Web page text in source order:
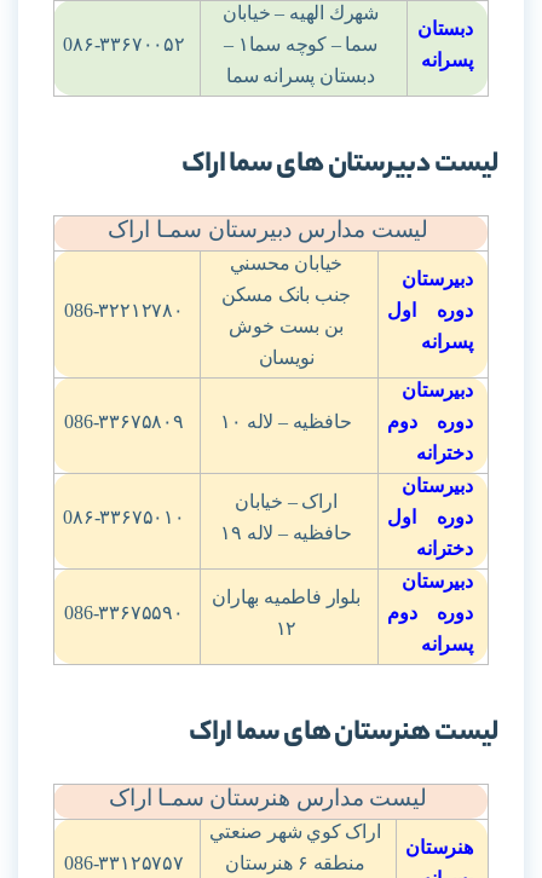
دبستان
پسرانه
شهرك الهيه – خيابان
سما – کوچه سما ۱ –
دبستان پسرانه سما
0۸۶-۳۳۶۷۰۰۵۲
لیست دبیرستان های سما اراک
لیست مدارس دبیرستان سمـا اراک
دبیرستان
دوره اول
پسرانه
خيابان محسني
جنب بانک مسکن
بن بست خوش
نويسان
086-۳۲۲۱۲۷۸۰
دبیرستان
دوره دوم
دخترانه
حافظيه – لاله ۱۰ 086-۳۳۶۷۵۸۰۹
دبیرستان
دوره اول
دخترانه
اراک – خيابان
حافظيه – لاله ۱۹
0۸۶-۳۳۶۷۵۰۱۰
دبیرستان
دوره دوم
پسرانه
بلوار فاطميه بهاران
۱۲
086-۳۳۶۷۵۵۹۰
لیست هنرستان های سما اراک
لیست مدارس هنرستان سمـا اراک
هنرستان
اراک کوي شهر صنعتي
منطقه ۶ هنرستان
086-۳۳۱۲۵۷۵۷